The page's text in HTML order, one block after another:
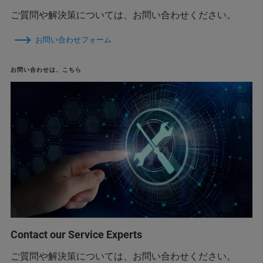
ご質問や解決策については、お問い合わせください。
お問い合わせフォーム
お問い合わせは、こちら
Contact our Service Experts
ご質問や解決策については、お問い合わせください。